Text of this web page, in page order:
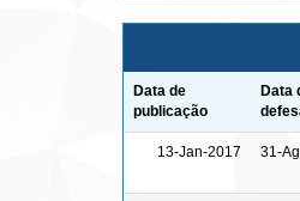
Data de
publicação
Data
13-Jan-2017 31-